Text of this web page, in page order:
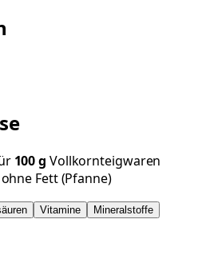
100g Vollkornteigwaren
Fett (Pfanne)
Vitamine Mineralstoffe